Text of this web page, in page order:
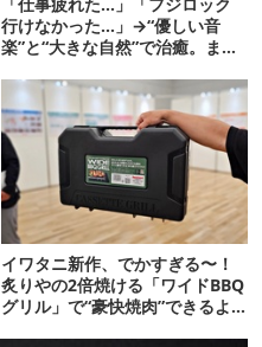
行けなかった…」→“優しい音
楽”と“大きな自然”で治癒。まだ
イワタニ新作、でかすぎる〜！
炙りやの2倍焼ける「ワイドBBQ
グリル」で“豪快焼肉”できるよ